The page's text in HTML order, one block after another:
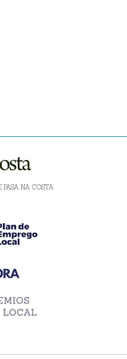
PASA NA COSTA